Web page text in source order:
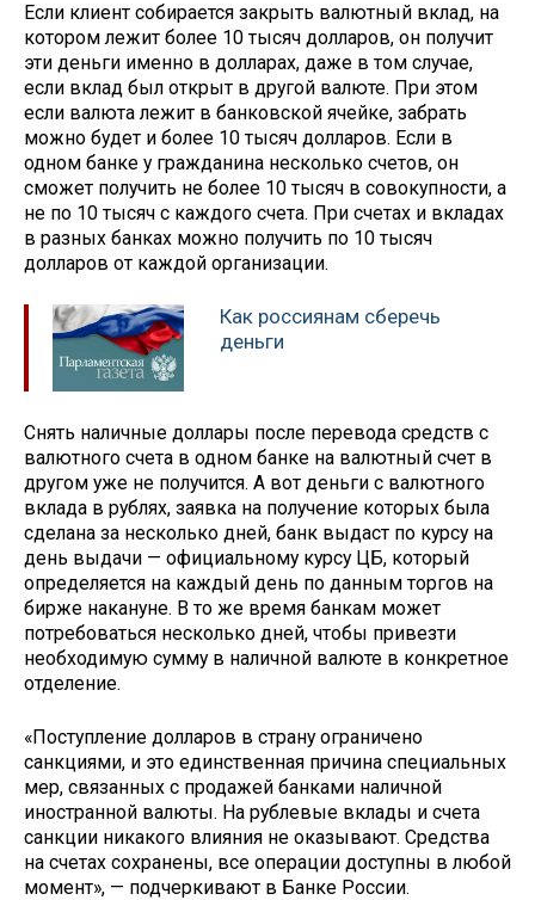
Если клиент собирается закрыть валютный вклад, на
котором лежит более 10 тысяч долларов, он получит
эти деньги именно в долларах, даже в том случае,
если вклад был открыт в другой валюте. При этом
если валюта лежит в банковской ячейке, забрать
можно будет и более 10 тысяч долларов. Если в
одном банке у гражданина несколько счетов, он
сможет получить не более 10 тысяч в совокупности, а
не по 10 тысяч с каждого счета. При счетах и вкладах
в разных банках можно получить по 10 тысяч
долларов от каждой организации.
Как россиянам сберечь
деньги
Снять наличные доллары после перевода средств с
валютного счета в одном банке на валютный счет в
другом уже не получится. А вот деньги с валютного
вклада в рублях, заявка на получение которых была
сделана за несколько дней, банк выдаст по курсу на
день выдачи — официальному курсу ЦБ, который
определяется на каждый день по данным торгов на
бирже накануне. В то же время банкам может
потребоваться несколько дней, чтобы привезти
необходимую сумму в наличной валюте в конкретное
отделение.
«Поступление долларов в страну ограничено
санкциями, и это единственная причина специальных
мер, связанных с продажей банками наличной
иностранной валюты. На рублевые вклады и счета
санкции никакого влияния не оказывают. Средства
на счетах сохранены, все операции доступны в любой
момент», — подчеркивают в Банке России.